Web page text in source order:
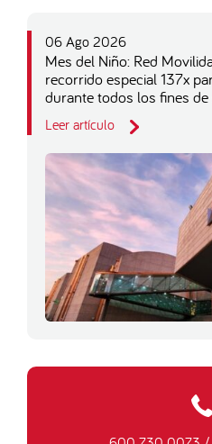
06 Ago 2026
Mes del Niño: Red
recorrido especial 137x
durante todos los fines
Leer artículo